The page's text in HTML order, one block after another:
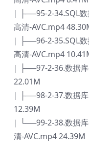
| ├──95-2-34.SQL数
高清-AVC.mp4
| ├──96-2-35.SQL数
高清-AVC.mp4
| ├──97-2-36.数据
22.01M
| ├──98-2-37.数据
12.39M
| └──99-2-38.数据
清-AVC.mp4 24.39M